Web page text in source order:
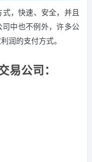
，快速、安全，并且
中也不例外，许多公
润的支付方式。
易公司：